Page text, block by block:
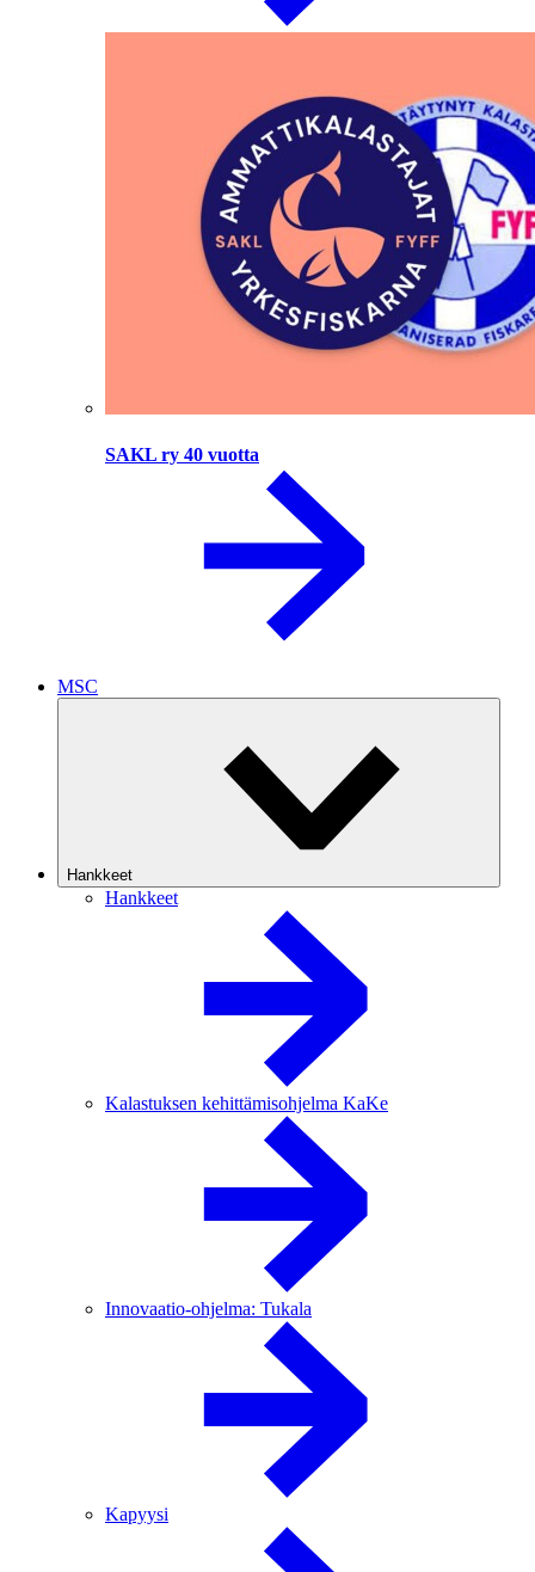
SAKL ry 40 vuotta
MSC
Hankkeet
Hankkeet
Kalastuksen kehittämisohjelma KaKe
Innovaatio-ohjelma: Tukala
Kapyysi